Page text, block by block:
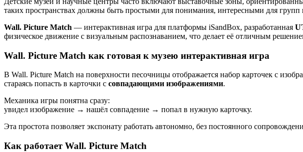
таких пространствах должны быть простыми для понимания, интересными для
Wall. Picture Match — интерактивная игра для платформы iSandBox, разработанная
физическое движение с визуальным распознаванием, что делает её отличным
Wall. Picture Match как готовая к музею интерактивная игра
В Wall. Picture Match на поверхности песочницы отображается набор карточек с
стараясь попасть в карточки с совпадающими изображениями.
Механика игры понятна сразу:
увидел изображение → нашёл совпадение → попал в нужную карточку.
Эта простота позволяет экспонату работать автономно, без постоянного
Как работает Wall. Picture Match